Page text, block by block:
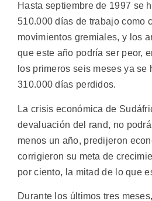
Hasta septiembre de 1997 se
510.000 días de trabajo como
movimientos gremiales, y los
que este año podría ser peor,
los primeros seis meses ya
310.000 días perdidos.
La crisis económica de
devaluación del rand, no podrá
menos un año, predijeron
corrigieron su meta de
por ciento, la mitad de lo que
Durante los últimos tres